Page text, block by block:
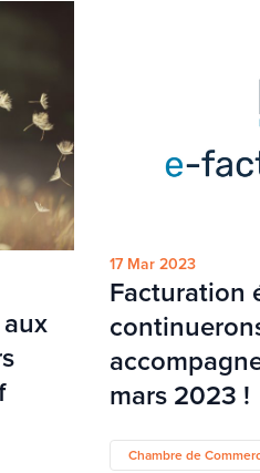
17 Mar 2023
Facturation
mars 2023 !
Chambre de